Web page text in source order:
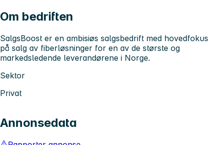
Om bedriften
SalgsBoost er en ambisiøs salgsbedrift med hovedfokus
på salg av fiberløsninger for en av de største og
markedsledende leverandørene i Norge.
Sektor
Privat
Annonsedata